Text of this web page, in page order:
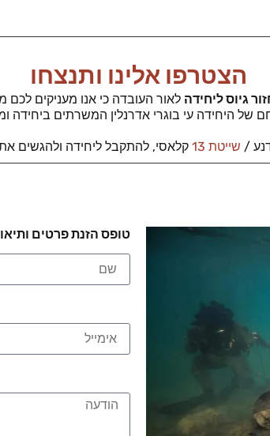
הצטרפו אלינו ותנצחו
גיוס ליחידה לאור העובדה כי אנו מעניקים
של היחידה עי בוגרי אדרנלין המשרתים ביחידה
/ שייטת 13 קלאסי, להתקבל ליחידה ולהגשים
טופס הזנת פרטים